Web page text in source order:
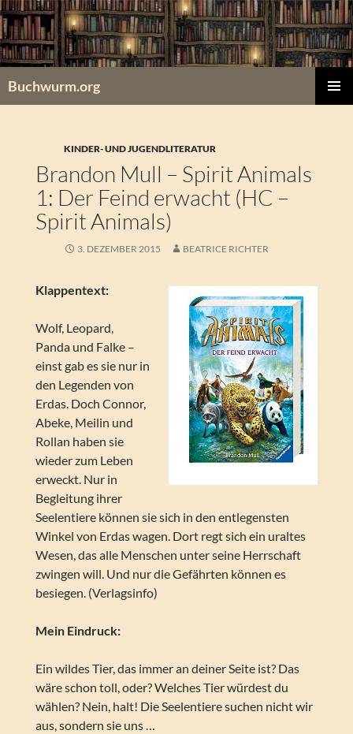
Zum
Inhalt
springen
Buchwurm.org
KINDER- UND JUGENDLITERATUR
Brandon Mull – Spirit Animals
1: Der Feind erwacht (HC –
Spirit Animals)
3. DEZEMBER 2015 BEATRICE RICHTER
Klappentext:
Wolf, Leopard,
Panda und Falke –
einst gab es sie nur in
den Legenden von
Erdas. Doch Connor,
Abeke, Meilin und
Rollan haben sie
wieder zum Leben
erweckt. Nur in
Begleitung ihrer
Seelentiere können sie sich in den entlegensten
Winkel von Erdas wagen. Dort regt sich ein uraltes
Wesen, das alle Menschen unter seine Herrschaft
zwingen will. Und nur die Gefährten können es
besiegen. (Verlagsinfo)
Mein Eindruck:
Ein wildes Tier, das immer an deiner Seite ist? Das
wäre schon toll, oder? Welches Tier würdest du
wählen? Nein, halt! Die Seelentiere suchen nicht wir
aus, sondern sie uns …